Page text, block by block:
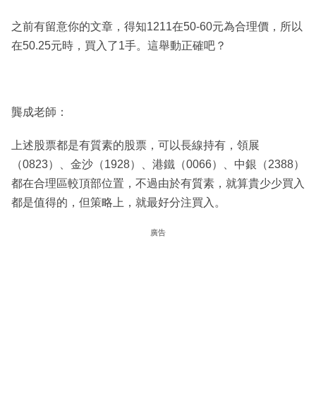
之前有留意你的文章，得知1211在50-60元為合理價，所以
在50.25元時，買入了1手。這舉動正確吧？
龔成老師：
上述股票都是有質素的股票，可以長線持有，領展
（0823）、金沙（1928）、港鐵（0066）、中銀（2388）
都在合理區較頂部位置，不過由於有質素，就算貴少少買入
都是值得的，但策略上，就最好分注買入。
廣告